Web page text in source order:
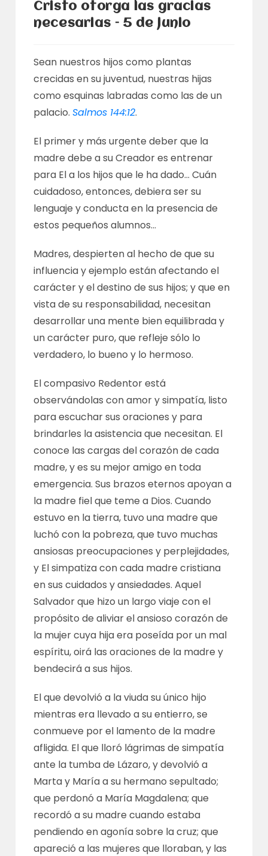
Cristo otorga las gracias
necesarias – 5 de junio
Sean nuestros hijos como plantas
crecidas en su juventud, nuestras hijas
como esquinas labradas como las de un
palacio.Salmos 144:12.
El primer y más urgente deber que la
madre debe a su Creador es entrenar
para El a los hijos que le ha dado… Cuán
cuidadoso, entonces, debiera ser su
lenguaje y conducta en la presencia de
estos pequeños alumnos…
Madres, despierten al hecho de que su
influencia y ejemplo están afectando el
carácter y el destino de sus hijos; y que en
vista de su responsabilidad, necesitan
desarrollar una mente bien equilibrada y
un carácter puro, que refleje sólo lo
verdadero, lo bueno y lo hermoso.
El compasivo Redentor está
observándolas con amor y simpatía, listo
para escuchar sus oraciones y para
brindarles la asistencia que necesitan. El
conoce las cargas del corazón de cada
madre, y es su mejor amigo en toda
emergencia. Sus brazos eternos apoyan a
la madre fiel que teme a Dios. Cuando
estuvo en la tierra, tuvo una madre que
luchó con la pobreza, que tuvo muchas
ansiosas preocupaciones y perplejidades,
y El simpatiza con cada madre cristiana
en sus cuidados y ansiedades. Aquel
Salvador que hizo un largo viaje con el
propósito de aliviar el ansioso corazón de
la mujer cuya hija era poseída por un mal
espíritu, oirá las oraciones de la madre y
bendecirá a sus hijos.
El que devolvió a la viuda su único hijo
mientras era llevado a su entierro, se
conmueve por el lamento de la madre
afligida. El que lloró lágrimas de simpatía
ante la tumba de Lázaro, y devolvió a
Marta y María a su hermano sepultado;
que perdonó a María Magdalena; que
recordó a su madre cuando estaba
pendiendo en agonía sobre la cruz; que
apareció a las mujeres que lloraban, y las